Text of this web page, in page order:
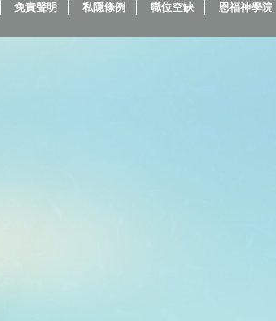
免責聲明 私隱條例 職位空缺 恩福神學院